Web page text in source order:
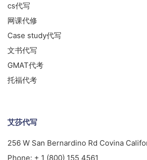
cs代写
网课代修
Case study代写
文书代写
GMAT代考
托福代考
艾莎代写
256 W San Bernardino Rd Covina
Phone: + 1 (800) 155 4561